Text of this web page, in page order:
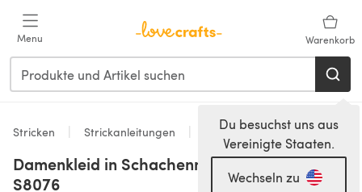
Menu Warenkorb
Du besuchst uns aus
Vereinigte Staaten.
Wechseln zu
Stricken Strickanleitungen Kleider
Damenkleid in Schachenmayr Catania -
S8076